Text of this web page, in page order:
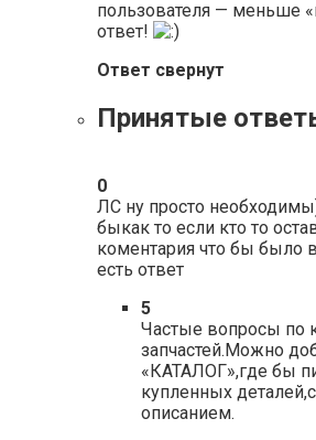
пользователя — меньше
ответ!
Ответ свернут
Принятые
0
ЛС ну просто
быкак то если кто то
коментария что бы было
есть ответ
5
Частые вопросы по
запчастей.Можно
«КАТАЛОГ»,где бы
купленных
описанием.